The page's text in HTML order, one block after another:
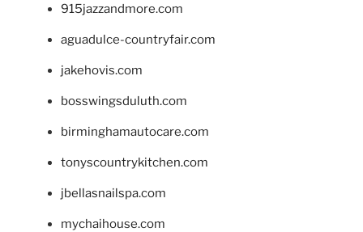
915jazzandmore.com
aguadulce-countryfair.com
jakehovis.com
bosswingsduluth.com
birminghamautocare.com
tonyscountrykitchen.com
jbellasnailspa.com
mychaihouse.com